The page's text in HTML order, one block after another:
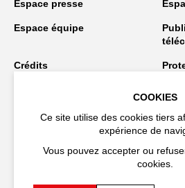
Espace presse
Espace équipe
Crédits
Restez connecté
COOKIES
Ce site utilise des cookies tiers
expérience de
Vous pouvez accepter ou
cookies.